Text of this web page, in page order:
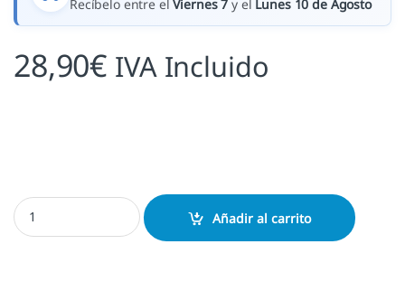
Recíbelo entre elViernes 7 y el Lunes 10 de Agosto
28,90€ IVA Incluido
Fechador Shiny S829D - 63x39 mm. cantidad
Añadir al carrito